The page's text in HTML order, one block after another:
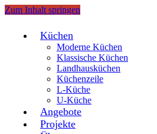
Zum Inhalt springen
Küchen
Moderne Küchen
Klassische Küchen
Landhausküchen
Küchenzeile
L-Küche
U-Küche
Angebote
Projekte